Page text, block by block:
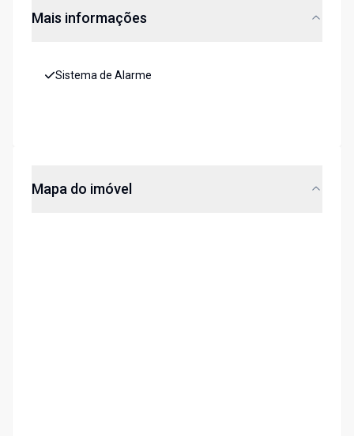
Mais informações
Sistema de Alarme
Mapa do imóvel